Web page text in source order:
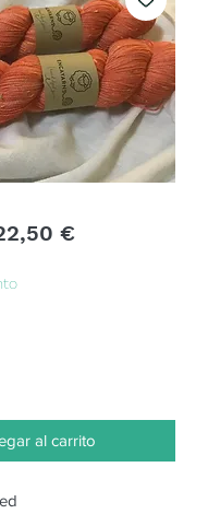
€Precio
al carrito